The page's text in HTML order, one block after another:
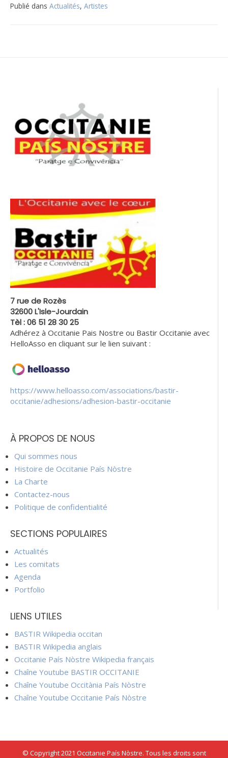
Publié dans Actualités, Artistes
7 rue de Rozès
32600 L'Isle-Jourdain
Tèl : 06 51 28 30 25
Adhérez à Occitanie Pais Nostre ou Bastir Occitanie avec
HelloAsso en cliquant sur le lien suivant :
https://www.helloasso.com/associations/bastir-
occitanie/adhesions/adhesion-bastir-occitanie
À PROPOS DE NOUS
Qui sommes nous
Histoire de Occitanie País Nòstre
La Charte
Contactez-nous
Politique de confidentialité
SECTIONS POPULAIRES
Actualités
Les comitats
Agenda
Portfolio
LIENS UTILES
BASTIR Wikipedia occitan
BASTIR Wikipedia anglais
Occitanie País Nòstre Wikipedia français
Chaîne Youtube BASTIR OCCITANIE
Chaîne Youtube Occitània País Nòstre
Chaîne Youtube Occitanie País Nòstre
© Copyright 2021 Occitanie País Nòstre. Tous les droits sont